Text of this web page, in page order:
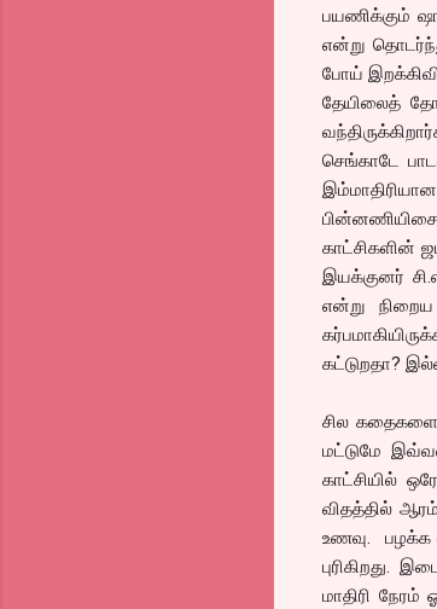
பயணிக்கும்
என்று
போய்
தேயிலைத்
செங்காடே
காட்சிகளின்
இயக்குனர்
என்று
கட்டுறதா?
சில கதைகளை
மட்டுமே
காட்சியில்
விதத்தில்
உணவு. பழக்க
புரிகிறது.
மாதிரி